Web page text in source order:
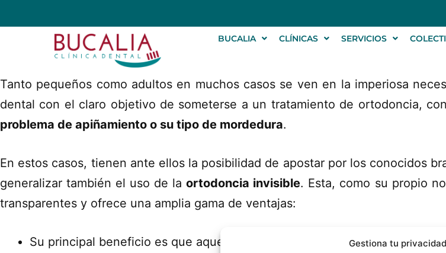
Gestiona tu privacidad
BUCALIA CLÍNICAS SERVICIOS
Tanto pequeños como adultos en muchos casos se ven en la imperiosa
dental con el claro objetivo de someterse a un tratamiento de ortodoncia,
problema de apiñamiento o su tipo de mordedura.
En estos casos, tienen ante ellos la posibilidad de apostar por los conocidos
generalizar también el uso de laortodoncia invisible. Esta, como su propio
transparentes y ofrece una amplia gama de ventajas:
Su principal beneficio es que aquellos son del mismo color que los